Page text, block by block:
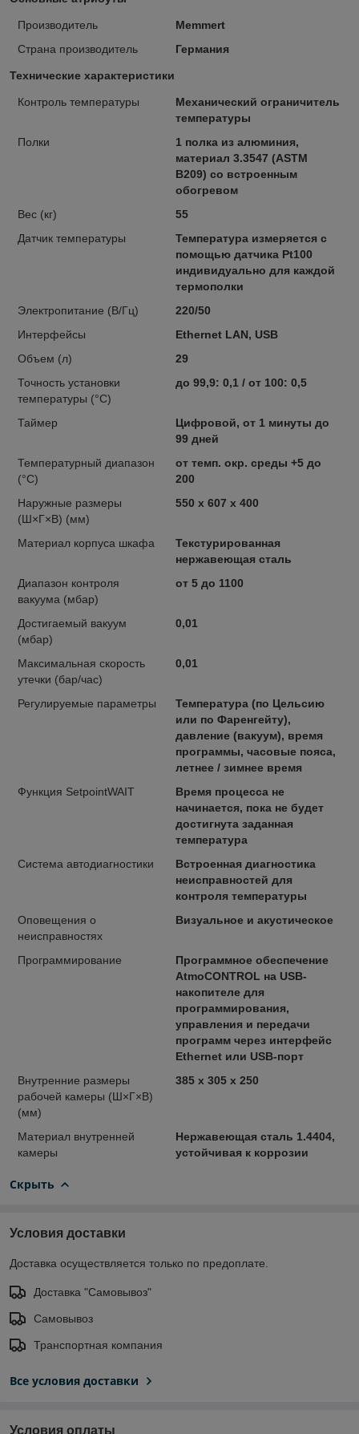
Производитель
Memmert
Страна производитель
Германия
Технические характеристики
Контроль температуры
Механический ограничитель
температуры
Полки
1 полка из алюминия,
материал 3.3547 (ASTM
B209) со встроенным
обогревом
Вес (кг)
55
Датчик температуры
Температура измеряется с
помощью датчика Pt100
индивидуально для каждой
термополки
Электропитание (В/Гц)
220/50
Интерфейсы
Ethernet LAN, USB
Объем (л)
29
Точность установки
температуры (°С)
до 99,9: 0,1 / от 100: 0,5
Таймер
Цифровой, от 1 минуты до
99 дней
Температурный диапазон
(°C)
от темп. окр. среды +5 до
200
Наружные размеры
(Ш×Г×В) (мм)
550 x 607 x 400
Материал корпуса шкафа
Текстурированная
нержавеющая сталь
Диапазон контроля
вакуума (мбар)
от 5 до 1100
Достигаемый вакуум
(мбар)
0,01
Максимальная скорость
утечки (бар/час)
0,01
Регулируемые параметры
Температура (по Цельсию
или по Фаренгейту),
давление (вакуум), время
программы, часовые пояса,
летнее / зимнее время
Функция SetpointWAIT
Время процесса не
начинается, пока не будет
достигнута заданная
температура
Система автодиагностики
Встроенная диагностика
неисправностей для
контроля температуры
Оповещения о
неисправностях
Визуальное и акустическое
Программирование
Программное обеспечение
AtmoCONTROL на USB-
накопителе для
программирования,
управления и передачи
программ через интерфейс
Ethernet или USB-порт
Внутренние размеры
рабочей камеры (Ш×Г×В)
(мм)
385 x 305 x 250
Материал внутренней
камеры
Нержавеющая сталь 1.4404,
устойчивая к коррозии
Скрыть
Условия доставки
Доставка осуществляется только по предоплате.
Доставка "Самовывоз"
Самовывоз
Транспортная компания
Все условия доставки
Условия оплаты